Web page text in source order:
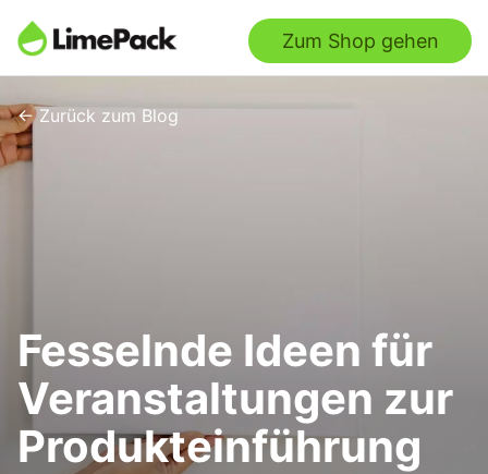
Zum Shop gehen
← Zurück zum Blog
Fesselnde Ideen für
Veranstaltungen zur
Produkteinführung